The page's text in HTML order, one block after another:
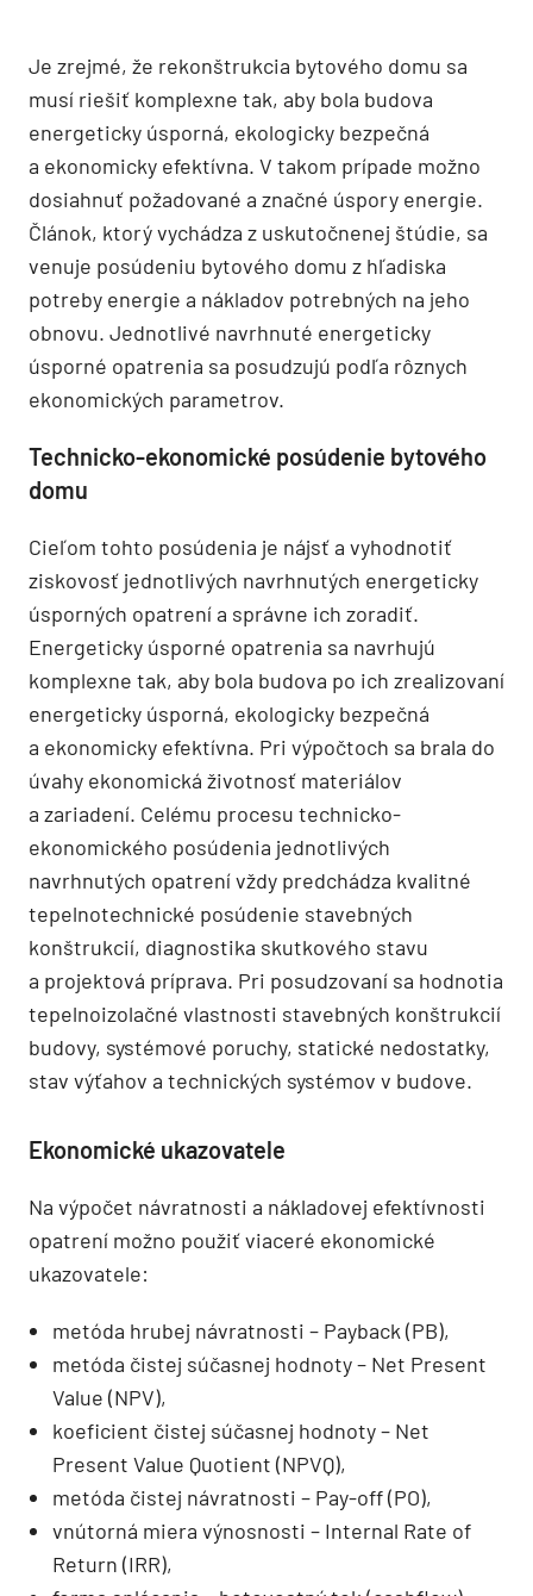
Je zrejmé, že rekonštrukcia bytového domu sa
musí riešiť komplexne tak, aby bola budova
energeticky úsporná, ekologicky bezpečná
a ekonomicky efektívna. V takom prípade možno
dosiahnuť požadované a značné úspory energie.
Článok, ktorý vychádza z uskutočnenej štúdie, sa
venuje posúdeniu bytového domu z hľadiska
potreby energie a nákladov potrebných na jeho
obnovu. Jednotlivé navrhnuté energeticky
úsporné opatrenia sa posudzujú podľa rôznych
ekonomických parametrov.
Technicko-ekonomické posúdenie bytového
domu
Cieľom tohto posúdenia je nájsť a vyhodnotiť
ziskovosť jednotlivých navrhnutých energeticky
úsporných opatrení a správne ich zoradiť.
Energeticky úsporné opatrenia sa navrhujú
komplexne tak, aby bola budova po ich zrealizovaní
energeticky úsporná, ekologicky bezpečná
a ekonomicky efektívna. Pri výpočtoch sa brala do
úvahy ekonomická životnosť materiálov
a zariadení. Celému procesu technicko-
ekonomického posúdenia jednotlivých
navrhnutých opatrení vždy predchádza kvalitné
tepelnotechnické posúdenie stavebných
konštrukcií, diagnostika skutkového stavu
a projektová príprava. Pri posudzovaní sa hodnotia
tepelnoizolačné vlastnosti stavebných konštrukcií
budovy, systémové poruchy, statické nedostatky,
stav výťahov a technických systémov v budove.
Ekonomické ukazovatele
Na výpočet návratnosti a nákladovej efektívnosti
opatrení možno použiť viaceré ekonomické
ukazovatele:
metóda hrubej návratnosti – Payback (PB),
metóda čistej súčasnej hodnoty – Net Present
Value (NPV),
koeficient čistej súčasnej hodnoty – Net
Present Value Quotient (NPVQ),
metóda čistej návratnosti – Pay-off (PO),
vnútorná miera výnosnosti – Internal Rate of
Return (IRR),